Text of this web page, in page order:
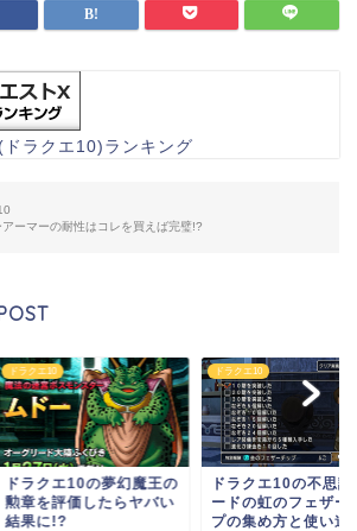
ドラクエ10)ランキング
ーマーの耐性はコレを買えば完璧!?
ドラクエ10
ドラクエ10の不思議のカ
ードの虹のフェザーチッ
プの集め方と使い道
ドラクエ10
ドラクエ10の防衛軍
易度ランキングが衝
過ぎて時代の流れを